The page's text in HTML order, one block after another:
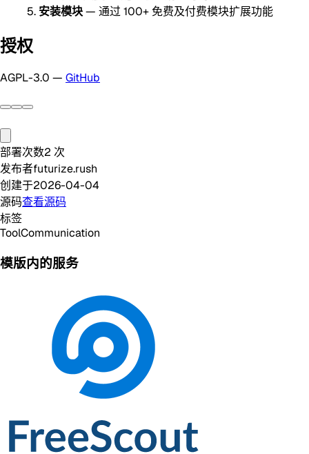
安装模块— 通过 100+ 免费及付费模块扩展功能
授权
AGPL-3.0 — GitHub
部署次数2 次
发布者futurize.rush
创建于2026-04-04
源码查看源码
标签
ToolCommunication
模版内的服务